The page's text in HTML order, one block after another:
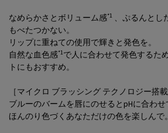
なめらかさとボリューム感*1 、ぷるんとし
もべたつかない。
リップに重ねての使用で輝きと発色を。
自然な血色感*1で人に合わせて発色するた
トにもおすすめ。
［マイクロ ブラッシング テクノロジー搭載
ブルーのバームを唇にのせるとpHに合わせ
ほんのり色づくあなただけの色を楽しんで。